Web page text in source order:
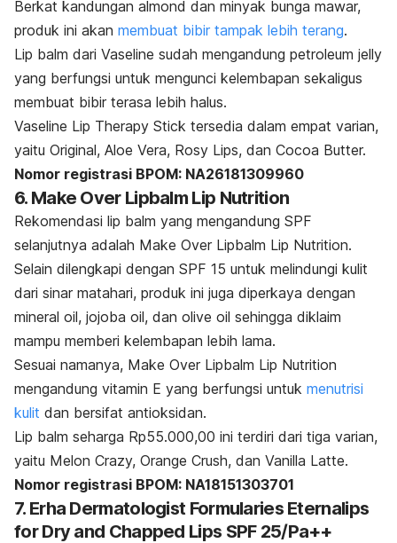
Berkat kandungan almond dan minyak bunga mawar,
produk ini akan membuat bibir tampak lebih terang.
Lip balm dari Vaseline sudah mengandung petroleum jelly
yang berfungsi untuk mengunci kelembapan sekaligus
membuat bibir terasa lebih halus.
Vaseline Lip Therapy Stick tersedia dalam empat varian,
yaitu Original, Aloe Vera, Rosy Lips, dan Cocoa Butter.
Nomor registrasi BPOM: NA26181309960
6. Make Over Lipbalm Lip Nutrition
Rekomendasi lip balm yang mengandung SPF
selanjutnya adalah Make Over Lipbalm Lip Nutrition.
Selain dilengkapi dengan SPF 15 untuk melindungi kulit
dari sinar matahari, produk ini juga diperkaya dengan
mineral oil, jojoba oil, dan olive oil sehingga diklaim
mampu memberi kelembapan lebih lama.
Sesuai namanya, Make Over Lipbalm Lip Nutrition
mengandung vitamin E yang berfungsi untuk menutrisi
kulit dan bersifat antioksidan.
Lip balm seharga Rp55.000,00 ini terdiri dari tiga varian,
yaitu Melon Crazy, Orange Crush, dan Vanilla Latte.
Nomor registrasi BPOM: NA18151303701
7. Erha Dermatologist Formularies Eternalips
for Dry and Chapped Lips SPF 25/Pa++